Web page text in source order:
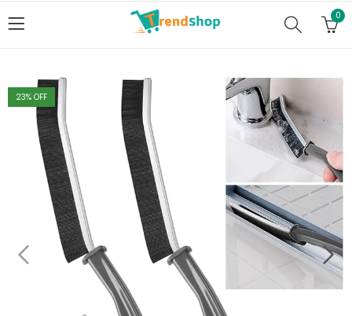
0
23% OFF